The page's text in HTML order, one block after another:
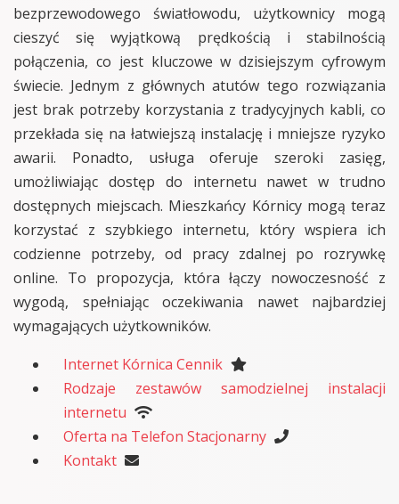
bezprzewodowego światłowodu, użytkownicy mogą
cieszyć się wyjątkową prędkością i stabilnością
połączenia, co jest kluczowe w dzisiejszym cyfrowym
świecie. Jednym z głównych atutów tego rozwiązania
jest brak potrzeby korzystania z tradycyjnych kabli, co
przekłada się na łatwiejszą instalację i mniejsze ryzyko
awarii. Ponadto, usługa oferuje szeroki zasięg,
umożliwiając dostęp do internetu nawet w trudno
dostępnych miejscach. Mieszkańcy Kórnicy mogą teraz
korzystać z szybkiego internetu, który wspiera ich
codzienne potrzeby, od pracy zdalnej po rozrywkę
online. To propozycja, która łączy nowoczesność z
wygodą, spełniając oczekiwania nawet najbardziej
wymagających użytkowników.
Internet Kórnica Cennik
Rodzaje zestawów samodzielnej instalacji
internetu
Oferta na Telefon Stacjonarny
Kontakt